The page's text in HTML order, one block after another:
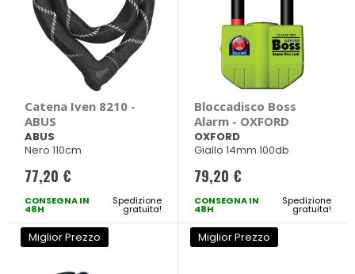
Catena Iven 8210 -
ABUS
ABUS
Nero 110cm
77,20 €
CONSEGNA IN
48H
Spedizione
gratuita!
Bloccadisco Boss
Alarm - OXFORD
OXFORD
Giallo 14mm 100db
79,20 €
CONSEGNA IN
48H
Spedizione
gratuita!
Miglior Prezzo Miglior Prezzo